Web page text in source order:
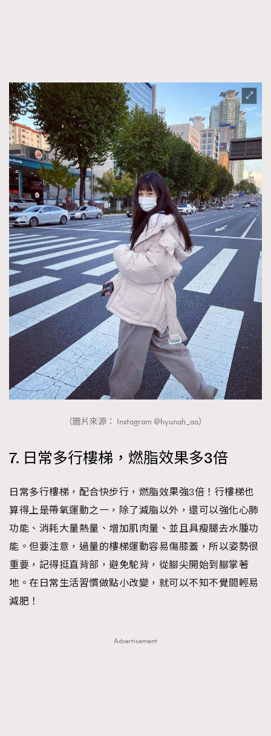
（圖片來源： Instagram @hyunah_aa）
7. 日常多行樓梯，燃脂效果多3倍
日常多行樓梯，配合快步行，燃脂效果強3倍！行樓梯也
算得上是帶氧運動之一，除了減脂以外，還可以強化心肺
功能、消耗大量熱量、增加肌肉量、並且具瘦腿去水腫功
能。但要注意，過量的樓梯運動容易傷膝蓋，所以姿勢很
重要，記得挺直背部，避免駝背，從腳尖開始到腳掌著
地。在日常生活習慣做點小改變，就可以不知不覺間輕易
減肥！
Advertisement